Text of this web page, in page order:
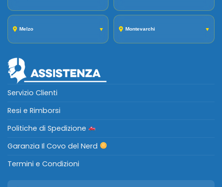
Melzo ▼ Montevarchi ▼
Servizio Clienti
Resi e Rimborsi
Politiche di Spedizione
Garanzia Il Covo del Nerd
Termini e Condizioni